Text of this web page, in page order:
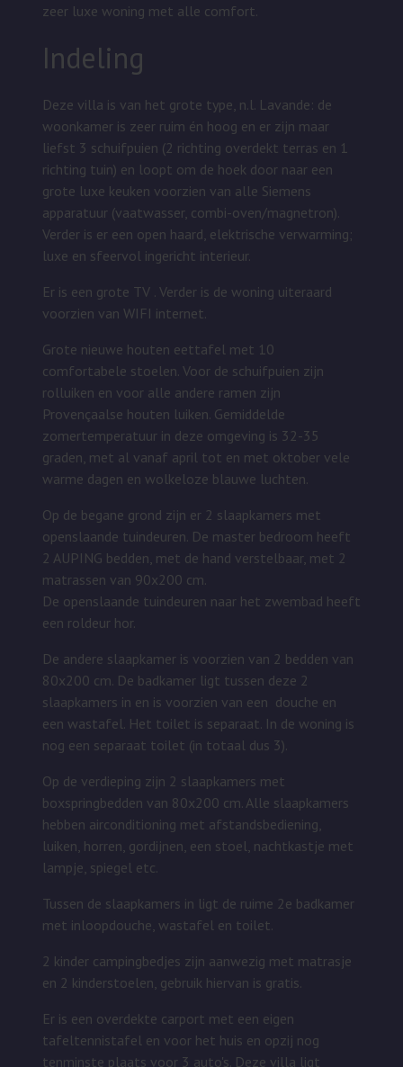
zeer luxe woning met alle comfort.
Indeling
Deze villa is van het grote type, n.l. Lavande: de
woonkamer is zeer ruim én hoog en er zijn maar
liefst 3 schuifpuien (2 richting overdekt terras en 1
richting tuin) en loopt om de hoek door naar een
grote luxe keuken voorzien van alle Siemens
apparatuur (vaatwasser, combi-oven/magnetron).
Verder is er een open haard, elektrische verwarming;
luxe en sfeervol ingericht interieur.
Er is een grote TV . Verder is de woning uiteraard
voorzien van WIFI internet.
Grote nieuwe houten eettafel met 10
comfortabele stoelen. Voor de schuifpuien zijn
rolluiken en voor alle andere ramen zijn
Provençaalse houten luiken. Gemiddelde
zomertemperatuur in deze omgeving is 32-35
graden, met al vanaf april tot en met oktober vele
warme dagen en wolkeloze blauwe luchten.
Op de begane grond zijn er 2 slaapkamers met
openslaande tuindeuren. De master bedroom heeft
2 AUPING bedden, met de hand verstelbaar, met 2
matrassen van 90x200 cm.
De openslaande tuindeuren naar het zwembad heeft
een roldeur hor.
De andere slaapkamer is voorzien van 2 bedden van
80x200 cm. De badkamer ligt tussen deze 2
slaapkamers in en is voorzien van een douche en
een wastafel. Het toilet is separaat. In de woning is
nog een separaat toilet (in totaal dus 3).
Op de verdieping zijn 2 slaapkamers met
boxspringbedden van 80x200 cm. Alle slaapkamers
hebben airconditioning met afstandsbediening,
luiken, horren, gordijnen, een stoel, nachtkastje met
lampje, spiegel etc.
Tussen de slaapkamers in ligt de ruime 2e badkamer
met inloopdouche, wastafel en toilet.
2 kinder campingbedjes zijn aanwezig met matrasje
en 2 kinderstoelen, gebruik hiervan is gratis.
Er is een overdekte carport met een eigen
tafeltennistafel en voor het huis en opzij nog
tenminste plaats voor 3 auto's. Deze villa ligt